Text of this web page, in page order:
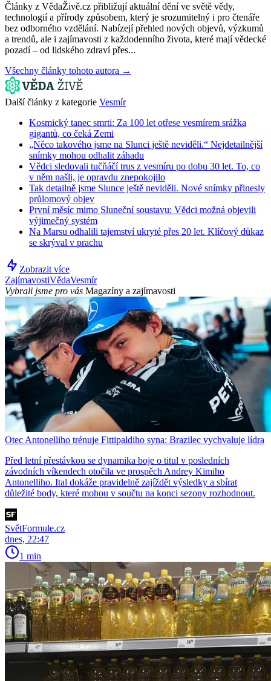
Články z VědaŽivě.cz přibližují aktuální dění ve světě vědy,
technologií a přírody způsobem, který je srozumitelný i pro čtenáře
bez odborného vzdělání. Nabízejí přehled nových objevů, výzkumů
a trendů, ale i zajímavosti z každodenního života, které mají vědecké
pozadí – od lidského zdraví přes...
Všechny články tohoto autora →
Další články z kategorie Vesmír
Kosmický tanec smrti: Za 100 let otřese vesmírem srážka
gigantů, co čeká Zemi
„Něco takového jsme na Slunci ještě neviděli.“ Nejdetailnější
snímky mohou odhalit záhadu
Vědci sledovali tučňáčí trus z vesmíru po dobu 30 let. To, co
v něm našli, je opravdu znepokojilo
Tak detailně jsme Slunce ještě neviděli. Nové snímky přinesly
průlomový objev
První měsíc mimo Sluneční soustavu: Vědci možná objevili
výjimečný systém
Na Marsu odhalili tajemství ukryté přes 20 let. Klíčový důkaz
se skrýval v prachu
Zobrazit více
ZajímavostiVědaVesmír
Vybrali jsme pro vás Magazíny a zajímavosti
Otec Antonelliho trénuje Fittipaldiho syna: Brazilec vychvaluje lídra
Před letní přestávkou se dynamika boje o titul v posledních
závodních víkendech otočila ve prospěch Andrey Kimiho
Antonelliho. Ital dokáže pravidelně zajíždět výsledky a sbírat
důležité body, které mohou v součtu na konci sezony rozhodnout.
SvětFormule.cz
dnes, 22:47
1 min